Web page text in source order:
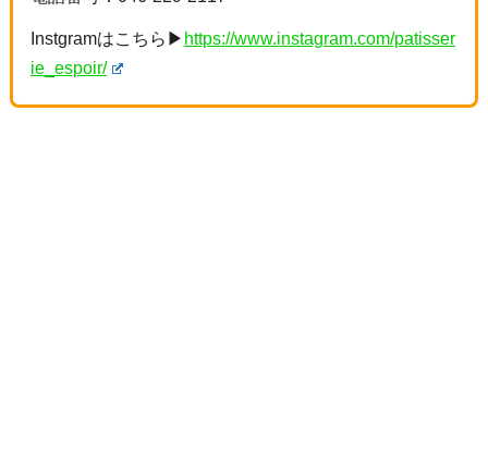
Instgramはこちら▶ https://www.instagram.com/patisser
ie_espoir/